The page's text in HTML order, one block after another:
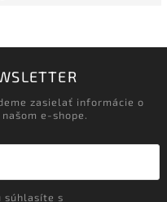
zasielať informácie o
e-shope.